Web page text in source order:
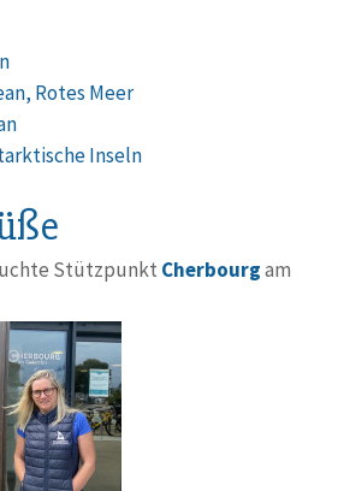
Rotes Meer
Inseln
Stützpunkt Cherbourgam